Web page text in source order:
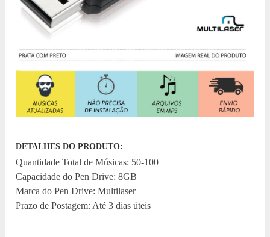
DETALHES DO PRODUTO:
Quantidade Total de Músicas: 50-100
Capacidade do Pen Drive: 8GB
Marca do Pen Drive: Multilaser
Prazo de Postagem: Até 3 dias úteis